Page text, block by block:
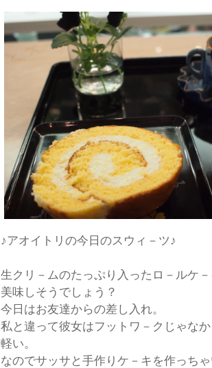
♪アオイトリの今日のスウィ－ツ♪
生クリ－ムのたっぷり入ったロ－ルケ
美味しそうでしょう？
今日はお友達からの差し入れ。
私と違って彼女はフットワ－クじゃな
軽い。
なのでサッサと手作りケ－キを作っち